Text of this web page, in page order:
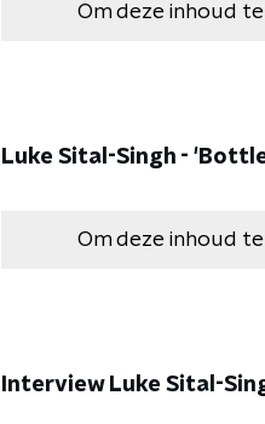
Om deze inhoud
Luke Sital-Singh -
Om deze inhoud
Interview Luke Sital-